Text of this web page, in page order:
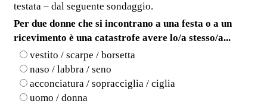
testata – dal seguente sondaggio.
Per due donne che si incontrano a una festa o a un
ricevimento è una catastrofe avere lo/a stesso/a...
vestito / scarpe / borsetta
naso / labbra / seno
acconciatura / sopracciglia / ciglia
uomo / donna